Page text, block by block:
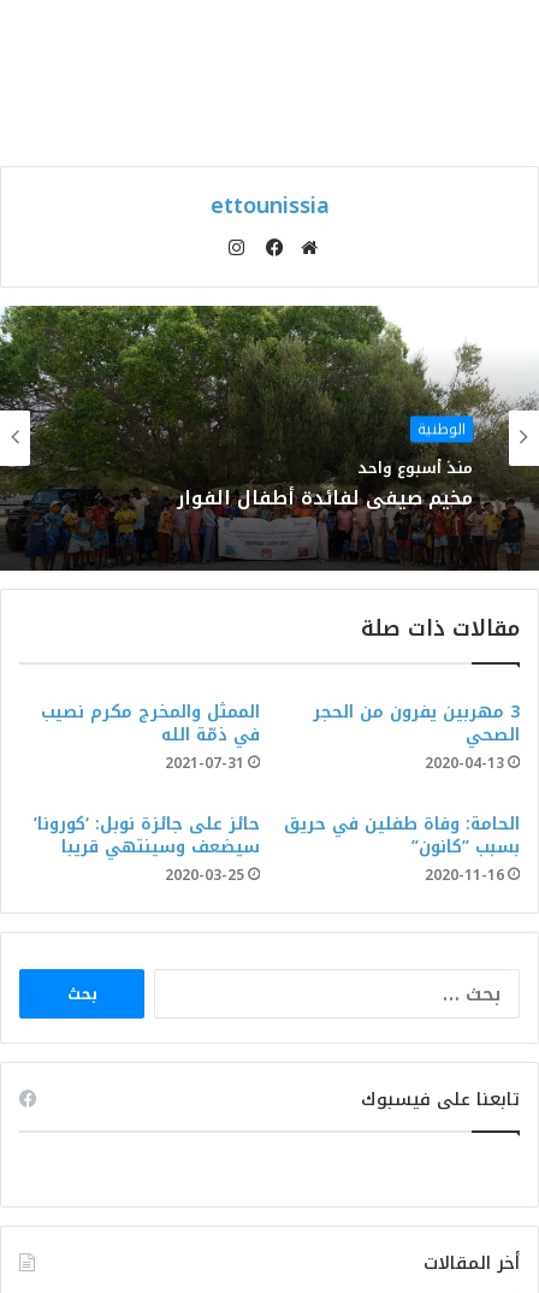
ettounissia
الويب
الوطنية
منذ أسبوع واحد
مخيم صيفي لفائدة أطفال الفوار
مقالات ذات صلة
3 مهربين يفرون من الحجر
الصحي
2020-04-13
الممثل والمخرج مكرم نصيب
في ذمّة الله
2021-07-31
الحامة: وفاة طفلين في حريق
بسبب ”كانون”
2020-11-16
حائز على جائزة نوبل: ‘كورونا’
سيضعف وسينتهي قريبا
2020-03-25
البحث
تابعنا على فيسبوك
أخر المقالات